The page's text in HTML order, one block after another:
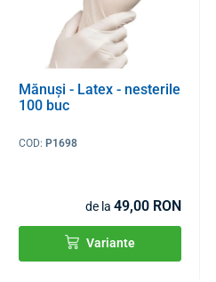
Mănuși - Latex - nesterile
100 buc
COD: P1698
de la 49,00 RON
Variante